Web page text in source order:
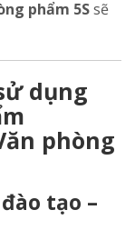
phẩm 5Ssẽ
dụng
phòng
tạo –